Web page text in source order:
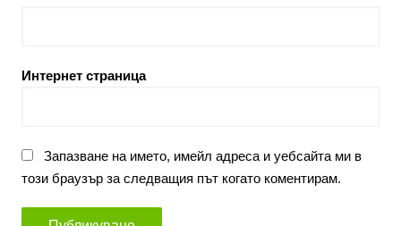
Интернет страница
Запазване на името, имейл адреса и уебсайта ми в
този браузър за следващия път когато коментирам.